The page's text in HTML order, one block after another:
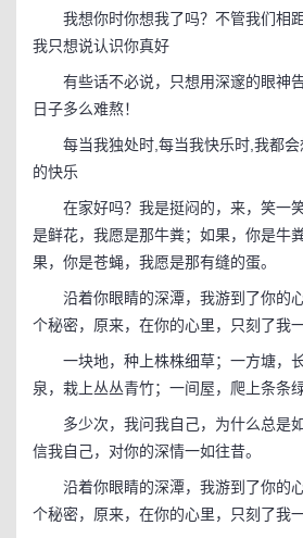
我想你时你想我了吗？不管我们相距
我只想说认识你真好
有些话不必说，只想用深邃的眼神
日子多么难熬！
每当我独处时,每当我快乐时,我都会
的快乐
在家好吗？我是挺闷的，来，笑一
是鲜花，我愿是那牛粪；如果，你是牛
果，你是苍蝇，我愿是那有缝的蛋。
沿着你眼睛的深潭，我游到了你的
个秘密，原来，在你的心里，只刻了我
一块地，种上株株细草；一方塘，
泉，栽上丛丛青竹；一间屋，爬上条条
多少次，我问我自己，为什么总是
信我自己，对你的深情一如往昔。
沿着你眼睛的深潭，我游到了你的
个秘密，原来，在你的心里，只刻了我